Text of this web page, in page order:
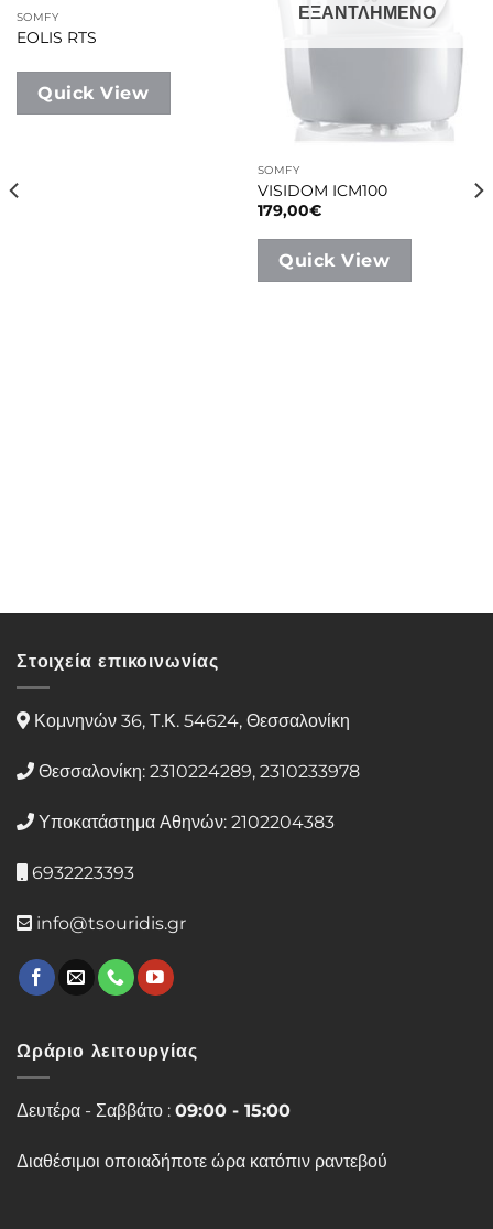
SOMFY
EOLIS RTS
Quick View
ΕΞΑΝΤΛΗΜΕΝΟ
SOMFY
VISIDOM ICM100
179,00€
Quick View
Στοιχεία επικοινωνίας
Κομνηνών 36, Τ.Κ. 54624, Θεσσαλονίκη
Θεσσαλονίκη: 2310224289, 2310233978
Υποκατάστημα Αθηνών: 2102204383
6932223393
info@tsouridis.gr
Ωράριο λειτουργίας
Δευτέρα - Σαββάτο : 09:00 - 15:00
Διαθέσιμοι οποιαδήποτε ώρα κατόπιν ραντεβού